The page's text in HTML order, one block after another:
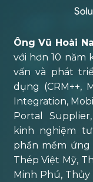
Ông Vũ Hoài
với hơn 10
vấn và phát
dụng (CRM++,
Integration,
Portal
kinh nghiệm
phần mềm
Thép Việt Mỹ,
Minh Phú, Thủy